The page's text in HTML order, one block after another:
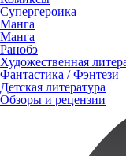
Супергероика
Манга
Манга
Ранобэ
Художественная
Фантастика / Фэнтези
Детская литература
Обзоры и рецензии